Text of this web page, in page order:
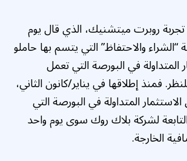
روبرت ميتشنيك، الذي قال يوم
والاحتفاظ” التي يتسم بها حاملو
في البورصة التي تعمل
فمنذ إطلاقها في يناير/كانون الثاني،
المتداولة في البورصة التي
لشركة بلاك روك سوى يوم واحد
الخارجة.